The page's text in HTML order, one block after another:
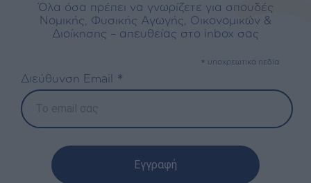
Όλα όσα πρέπει να γνωρίζετε για σπουδές
Νομικής, Φυσικής Αγωγής, Οικονομικών &
Διοίκησης – απευθείας στο inbox σας
* υποχρεωτικά πεδία
Διεύθυνση Email *